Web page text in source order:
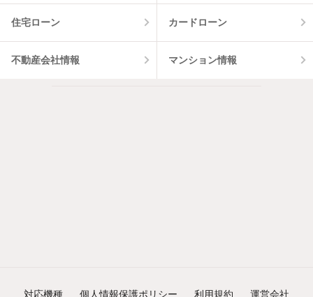
住宅ローン カードローン
不動産会社情報 マンション情報
対応機種 個人情報保護ポリシー 利用規約 運営会社